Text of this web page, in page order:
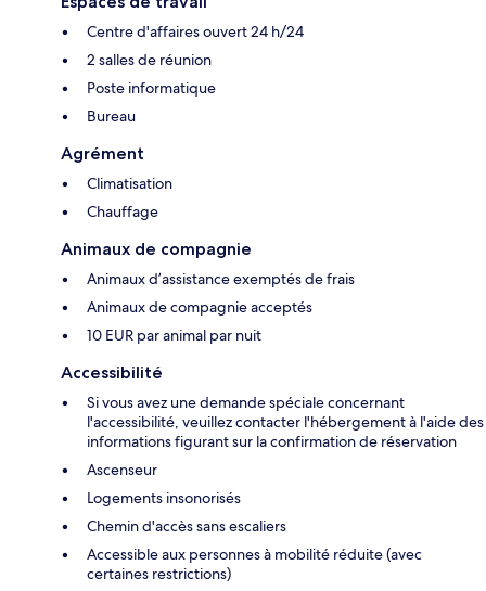
Centre d'affaires ouvert 24 h/24
2 salles de réunion
Poste informatique
Bureau
Agrément
Climatisation
Chauffage
Animaux de compagnie
Animaux d’assistance exemptés de frais
Animaux de compagnie acceptés
10 EUR par animal par nuit
Accessibilité
Si vous avez une demande spéciale concernant
l'accessibilité, veuillez contacter l'hébergement à l'aide des
informations figurant sur la confirmation de réservation
Ascenseur
Logements insonorisés
Chemin d'accès sans escaliers
Accessible aux personnes à mobilité réduite (avec
certaines restrictions)